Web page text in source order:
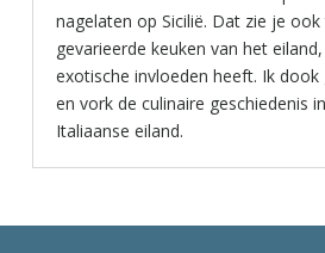
nagelaten op Sicilië. Dat zie je
gevarieerde keuken van het
exotische invloeden heeft. Ik
en vork de culinaire geschiedenis
Italiaanse eiland.